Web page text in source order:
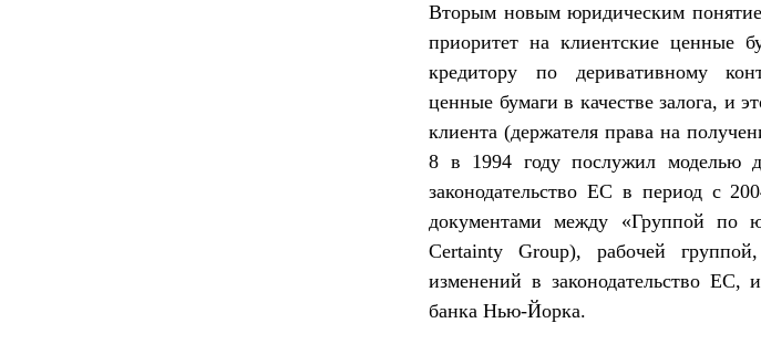
Вторым новым юридическим
приоритет на клиентские ценные
кредитору по деривативному
ценные бумаги в качестве залога, и
клиента (держателя права на
8 в 1994 году послужил моделью
законодательство ЕС в период с
документами между «Группой по
Certainty Group), рабочей
изменений в законодательство ЕС,
банка Нью-Йорка.